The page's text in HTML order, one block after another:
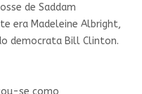
de Saddam
era Madeleine Albright,
democrata Bill Clinton.
se como